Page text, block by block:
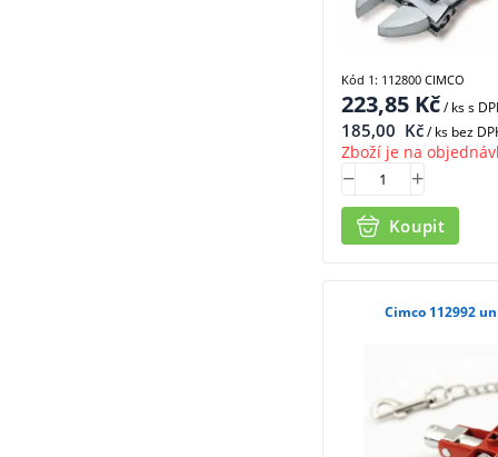
223,85 Kč/ kss
185,00 Kč/ ks bez
Zboží je na
Koupit
Kód 1: 112800 CIMCO
Cimco 112992